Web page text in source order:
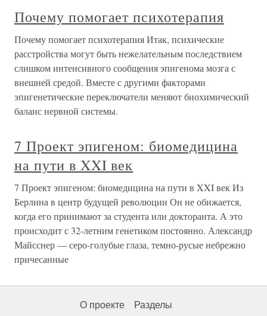
Почему помогает психотерапия
Почему помогает психотерапия Итак, психические
расстройства могут быть нежелательным последствием
слишком интенсивного сообщения эпигенома мозга с
внешней средой. Вместе с другими факторами
эпигенетические переключатели меняют биохимический
баланс нервной системы.
7 Проект эпигеном: биомедицина
на пути в XXI век
7 Проект эпигеном: биомедицина на пути в XXI век Из
Берлина в центр будущей революции Он не обижается,
когда его принимают за студента или докторанта. А это
происходит с 32-летним генетиком постоянно. Александр
Майсснер — серо-голубые глаза, темно-русые небрежно
причесанные
О проекте Разделы